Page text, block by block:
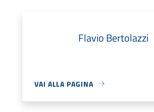
Flavio Bertolazzi
VAI ALLA PAGINA